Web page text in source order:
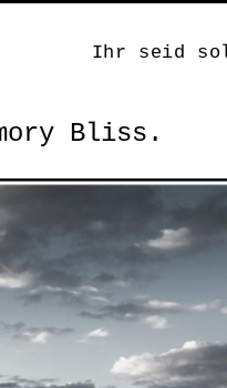
Ihr seid
Bliss.